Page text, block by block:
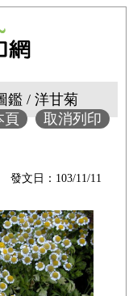
鑑 / 洋甘菊
取消列印
頁
發文日：103/11/11